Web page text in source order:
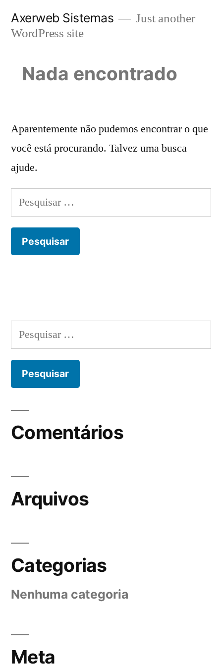
para
conteúdo
Axerweb Sistemas
Just another
WordPress site
Nada encontrado
Aparentemente não pudemos encontrar o que
você está procurando. Talvez uma busca
ajude.
Pesquisar
por:
Pesquisar
por:
Comentários
Arquivos
Categorias
Nenhuma categoria
Meta